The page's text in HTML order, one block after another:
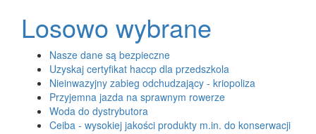
Losowo wybrane
Nasze dane są bezpieczne
Uzyskaj certyfikat haccp dla przedszkola
Nieinwazyjny zabieg odchudzający - kriopoliza
Przyjemna jazda na sprawnym rowerze
Woda do dystrybutora
Ceiba - wysokiej jakości produkty m.in. do konserwacji